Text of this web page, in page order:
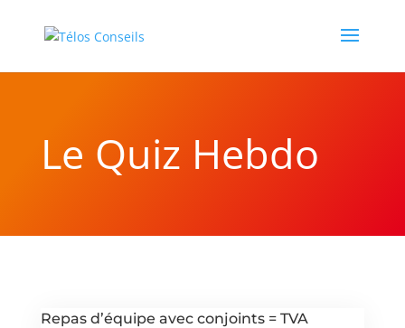
Le Quiz Hebdo
Repas d’équipe avec conjoints = TVA